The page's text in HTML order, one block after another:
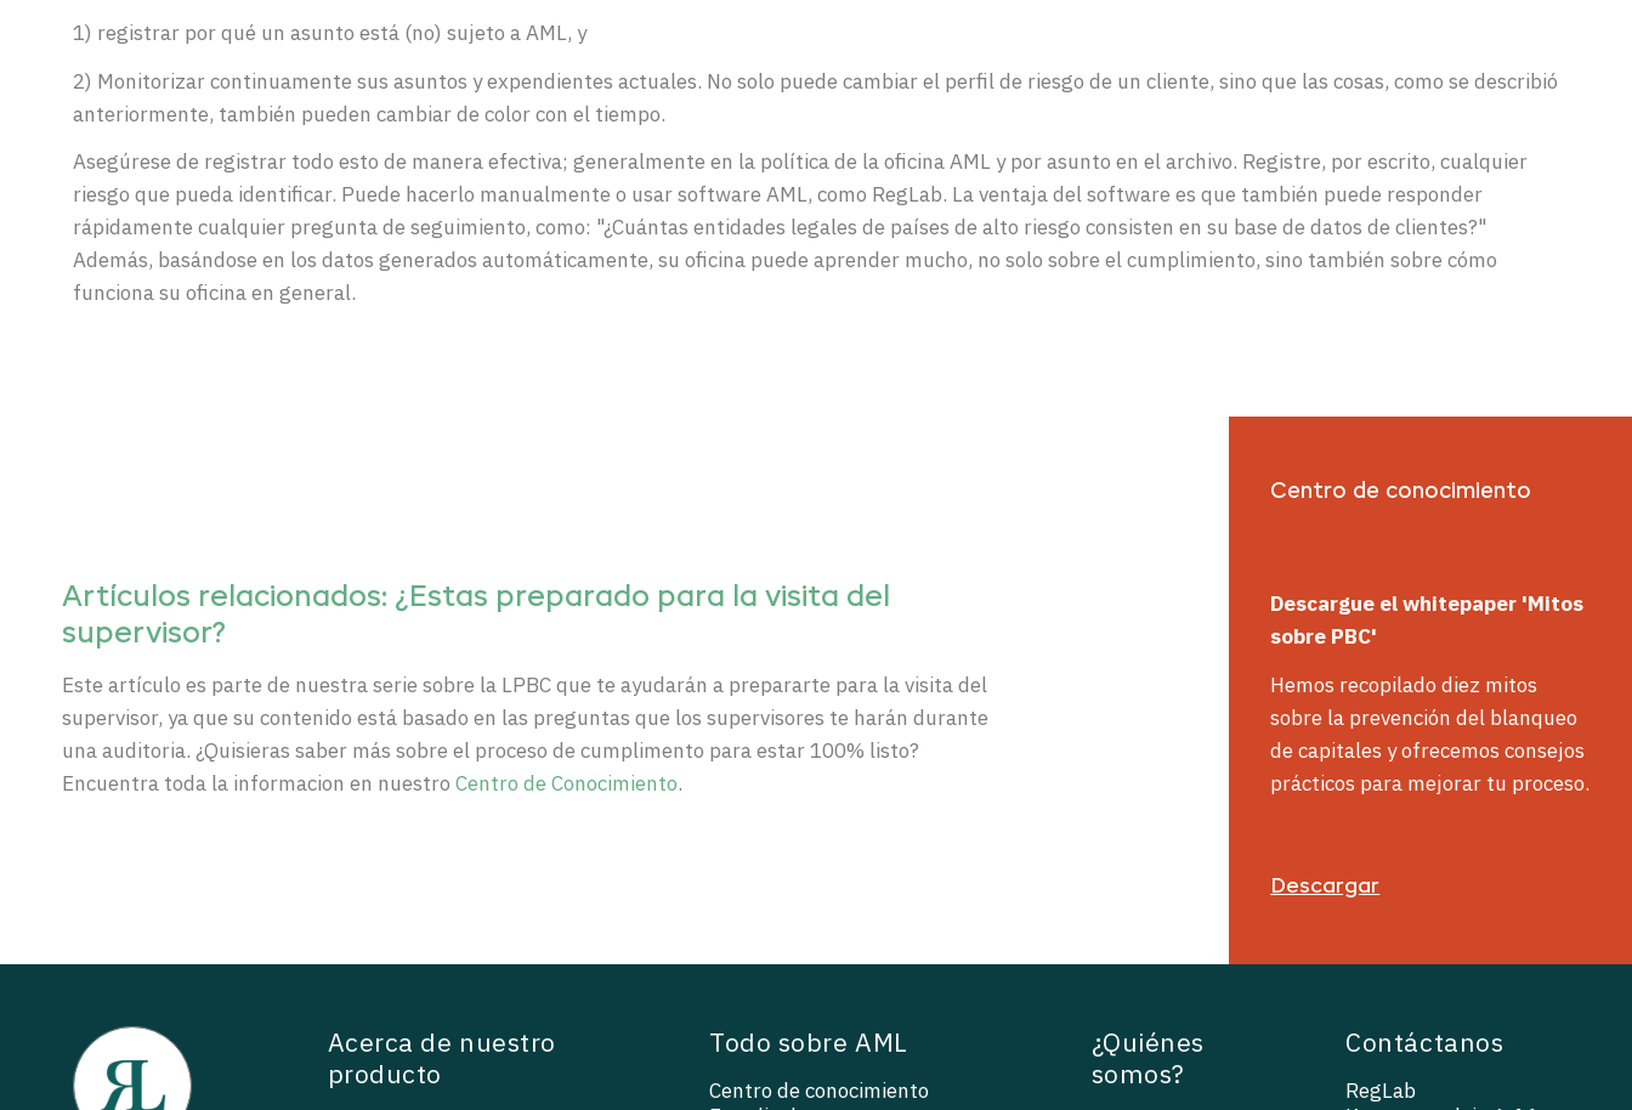
1) registrar por qué un asunto está (no) sujeto a AML, y
2) Monitorizar continuamente sus asuntos y expendientes actuales. No solo puede cambiar el perfil de riesgo de un cliente, sino que las cosas, como se describió
anteriormente, también pueden cambiar de color con el tiempo.
Asegúrese de registrar todo esto de manera efectiva; generalmente en la política de la oficina AML y por asunto en el archivo. Registre, por escrito, cualquier
riesgo que pueda identificar. Puede hacerlo manualmente o usar software AML, como RegLab. La ventaja del software es que también puede responder
rápidamente cualquier pregunta de seguimiento, como: "¿Cuántas entidades legales de países de alto riesgo consisten en su base de datos de clientes?"
Además, basándose en los datos generados automáticamente, su oficina puede aprender mucho, no solo sobre el cumplimiento, sino también sobre cómo
funciona su oficina en general.
Artículos relacionados: ¿Estas preparado para la visita del
supervisor?
Este artículo es parte de nuestra serie sobre la LPBC que te ayudarán a prepararte para la visita del
supervisor, ya que su contenido está basado en las preguntas que los supervisores te harán durante
una auditoria. ¿Quisieras saber más sobre el proceso de cumplimento para estar 100% listo?
Encuentra toda la informacion en nuestro Centro de Conocimiento.
Centro de conocimiento
Descargue el whitepaper 'Mitos
sobre PBC'
Hemos recopilado diez mitos
sobre la prevención del blanqueo
de capitales y ofrecemos consejos
prácticos para mejorar tu proceso.
Descargar
Acerca de nuestro
producto
Todo sobre AML
Centro de conocimiento
¿Quiénes
somos?
Contáctanos
RegLab